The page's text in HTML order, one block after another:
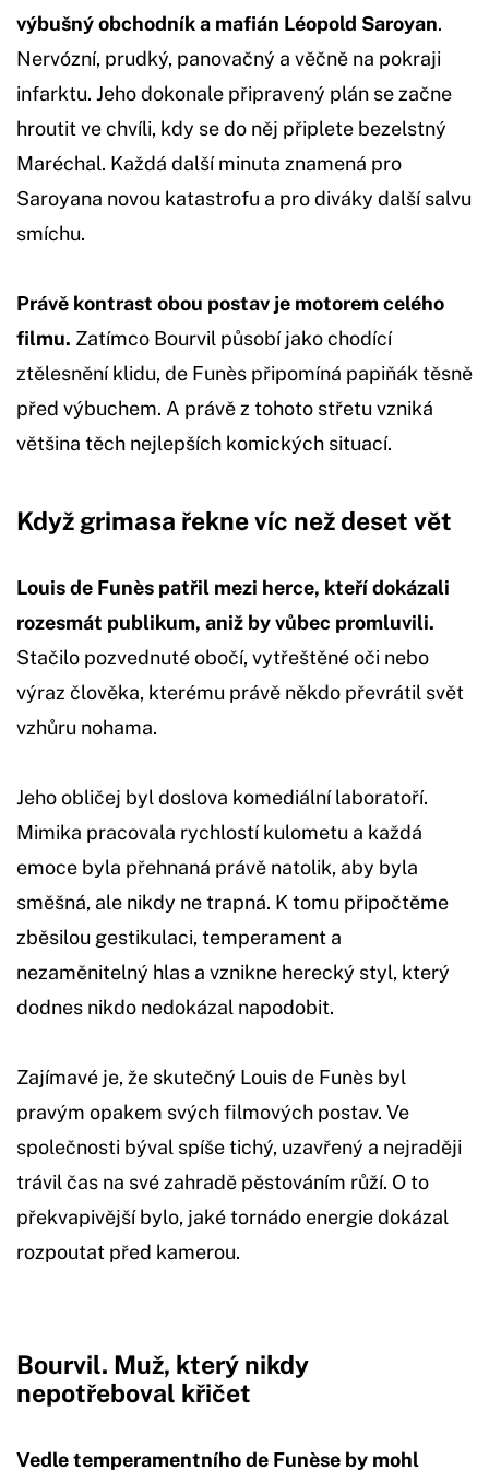
výbušný obchodník a mafián Léopold Saroyan.
Nervózní, prudký, panovačný a věčně na pokraji
infarktu. Jeho dokonale připravený plán se začne
hroutit ve chvíli, kdy se do něj připlete bezelstný
Maréchal. Každá další minuta znamená pro
Saroyana novou katastrofu a pro diváky další salvu
smíchu.
Právě kontrast obou postav je motorem celého
filmu. Zatímco Bourvil působí jako chodící
ztělesnění klidu, de Funès připomíná papiňák těsně
před výbuchem. A právě z tohoto střetu vzniká
většina těch nejlepších komických situací.
Když grimasa řekne víc než deset vět
Louis de Funès patřil mezi herce, kteří dokázali
rozesmát publikum, aniž by vůbec promluvili.
Stačilo pozvednuté obočí, vytřeštěné oči nebo
výraz člověka, kterému právě někdo převrátil svět
vzhůru nohama.
Jeho obličej byl doslova komediální laboratoří.
Mimika pracovala rychlostí kulometu a každá
emoce byla přehnaná právě natolik, aby byla
směšná, ale nikdy ne trapná. K tomu připočtěme
zběsilou gestikulaci, temperament a
nezaměnitelný hlas a vznikne herecký styl, který
dodnes nikdo nedokázal napodobit.
Zajímavé je, že skutečný Louis de Funès byl
pravým opakem svých filmových postav. Ve
společnosti býval spíše tichý, uzavřený a nejraději
trávil čas na své zahradě pěstováním růží. O to
překvapivější bylo, jaké tornádo energie dokázal
rozpoutat před kamerou.
Bourvil. Muž, který nikdy
nepotřeboval křičet
Vedle temperamentního de Funèse by mohl